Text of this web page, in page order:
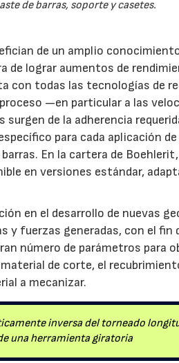
de barras, soporte y casetes.
de un amplio
de lograr aumentos de
con todas las tecnologías de
—en particular a las
de la adherencia
para cada aplicación
En la cartera de
en versiones estándar,
en el desarrollo de nuevas
y fuerzas generadas, con el fin
número de parámetros para
de corte, el
a mecanizar.
inversa del torneado
una herramienta giratoria
28/07/2026